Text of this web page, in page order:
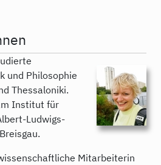
und Philosophie
Thessaloniki.
Institut für
Ludwigs-
Mitarbeiterin